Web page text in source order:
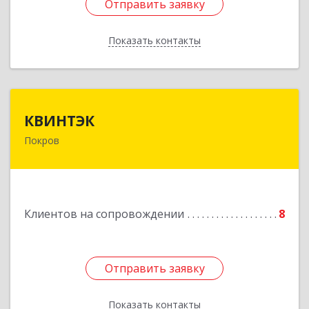
Отправить заявку
Показать контакты
Отправить заявку
Назад
КВИНТЭК
Покров
Клиентов на сопровождении 8
Отправить заявку
Показать контакты
601122, Владимирская обл, Петушинский р-н,
Отправить заявку
Назад